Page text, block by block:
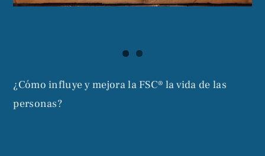
¿Cómo influye y mejora la FSC® la vida de las
personas?